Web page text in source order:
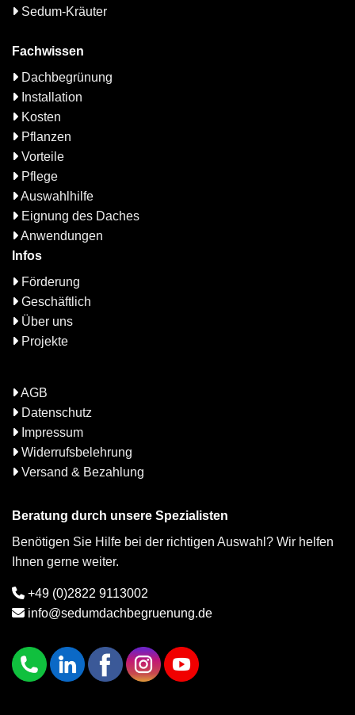
Sedum-Kräuter
Fachwissen
Dachbegrünung
Installation
Kosten
Pflanzen
Vorteile
Pflege
Auswahlhilfe
Eignung des Daches
Anwendungen
Infos
Förderung
Geschäftlich
Über uns
Projekte
AGB
Datenschutz
Impressum
Widerrufsbelehrung
Versand & Bezahlung
Beratung durch unsere Spezialisten
Benötigen Sie Hilfe bei der richtigen Auswahl? Wir helfen
Ihnen gerne weiter.
+49 (0)2822 9113002
info@sedumdachbegruenung.de